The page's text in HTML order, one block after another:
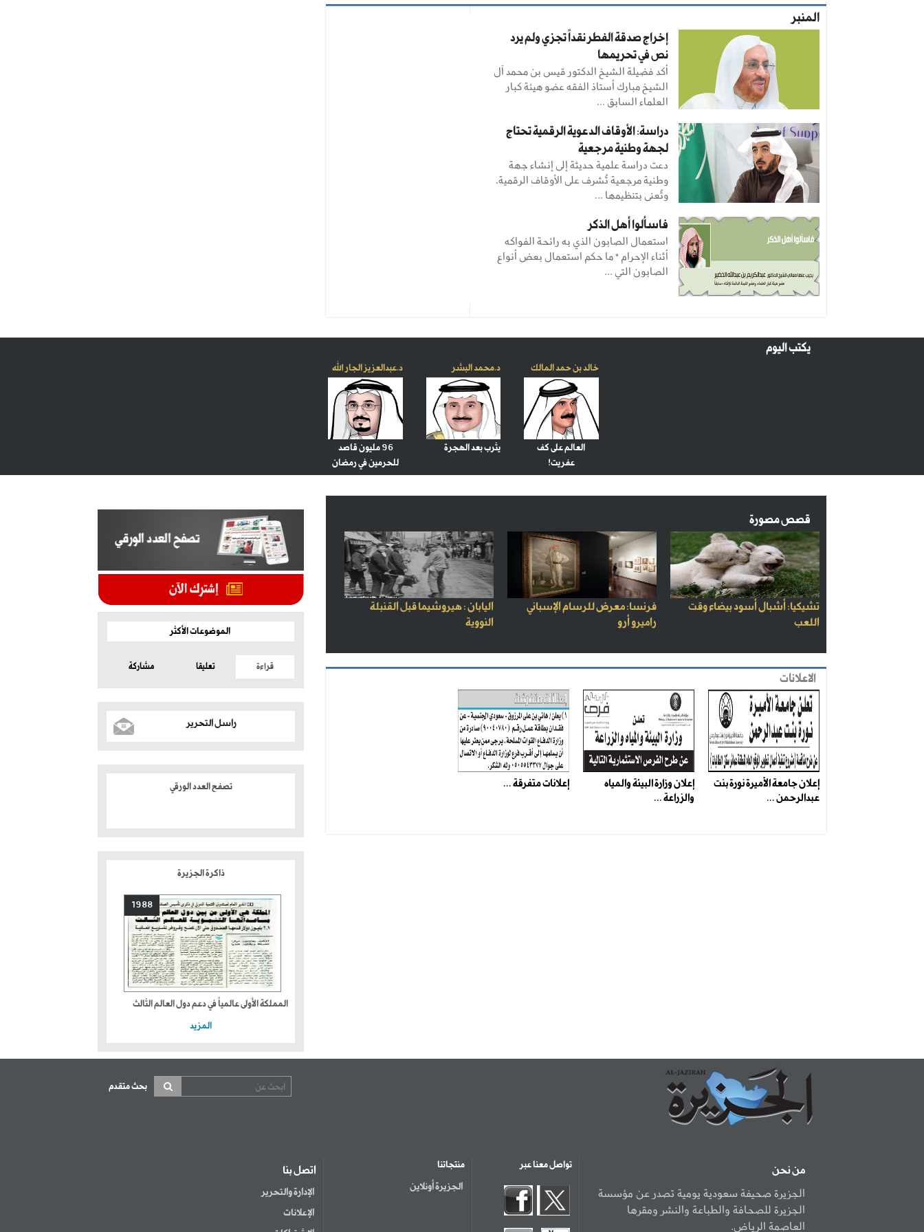
المنبر
إخراج صدقة الفطر نقداً تجزي ولم يرد
نص في تحريمها
أكد فضيلة الشيخ الدكتور قيس بن محمد آل
الشيخ مبارك أستاذ الفقه عضو هيئة كبار
العلماء السابق ...
دراسة: الأوقاف الدعوية الرقمية تحتاج
لجهة وطنية مرجعية
دعت دراسة علمية حديثة إلى إنشاء جهة
وطنية مرجعية تُشرف على الأوقاف الرقمية،
وتُعنى بتنظيمها ...
فاسألوا أهل الذكر
استعمال الصابون الذي به رائحة الفواكه
أثناء الإحرام * ما حكم استعمال بعض أنواع
الصابون التي ...
يكتب اليوم
خالد بن حمد المالك
العالم على كف
عفريت!
د.محمد البشر
يثرب بعد الهجرة
د.عبدالعزيز الجار الله
96 مليون قاصد
للحرمين في رمضان
قصص مصورة
تشيكيا: أشبال أسود بيضاء وقت
اللعب
فرنسا: معرض للرسام الإسباني
راميرو أرو
اليابان : هيروشيما قبل القنبلة
النووية
الاعلانات
إعلان جامعة الأميرة نورة بنت
عبدالرحمن ...
إعلان وزارة البيئة والمياه
والزراعة ...
إعلانات متفرقة ...
الموضوعات الأكثر
قراءة تعليقا مشاركة
راسل التحرير
تصفح العدد الورقي
ذاكرة الجزيرة
1988
المملكة الأولى عالمياً في دعم دول العالم الثالث
المزيد
بحث متقدم
من نحن
الجزيرة صحيفة سعودية يومية تصدر عن مؤسسة
الجزيرة للصحافة والطباعة والنشر ومقرها
العاصمة الرياض.
تواصل معنا عبر منتجاتنا
الجزيرة أونلاين
اتصل بنا
الإدارة والتحرير
الإعلانات